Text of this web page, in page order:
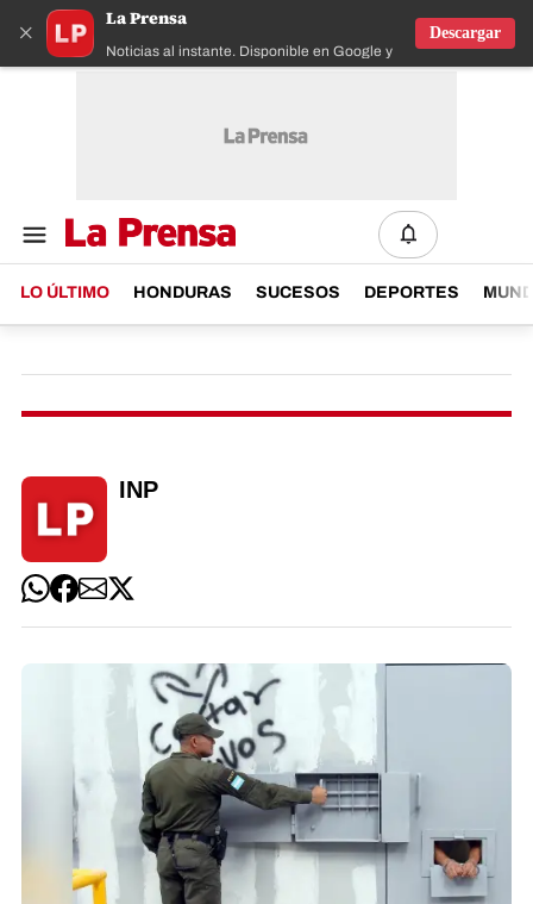
×
La Prensa
Noticias al instante. Disponible en Google y IOS
Descargar
LO ÚLTIMO HONDURAS SUCESOS DEPORTES
INP